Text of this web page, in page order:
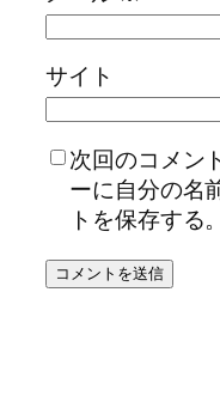
サイト
次回のコメン
ーに自分の名
トを保存する。